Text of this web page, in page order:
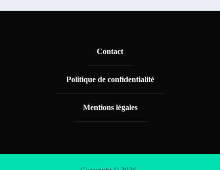
Contact
Politique de confidentialité
Mentions légales